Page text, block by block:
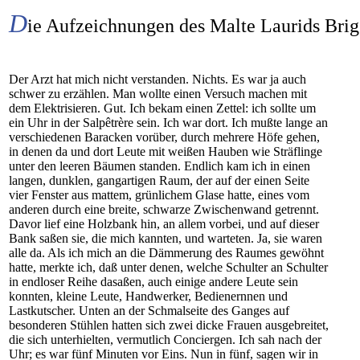
Die Aufzeichnungen des Malte Laurids
Der Arzt hat mich nicht verstanden. Nichts. Es war ja auch
schwer zu erzählen. Man wollte einen Versuch machen mit
dem Elektrisieren. Gut. Ich bekam einen Zettel: ich sollte um
ein Uhr in der Salpêtrère sein. Ich war dort. Ich mußte lange an
verschiedenen Baracken vorüber, durch mehrere Höfe gehen,
in denen da und dort Leute mit weißen Hauben wie Sträflinge
unter den leeren Bäumen standen. Endlich kam ich in einen
langen, dunklen, gangartigen Raum, der auf der einen Seite
vier Fenster aus mattem, grünlichem Glase hatte, eines vom
anderen durch eine breite, schwarze Zwischenwand getrennt.
Davor lief eine Holzbank hin, an allem vorbei, und auf dieser
Bank saßen sie, die mich kannten, und warteten. Ja, sie waren
alle da. Als ich mich an die Dämmerung des Raumes gewöhnt
hatte, merkte ich, daß unter denen, welche Schulter an Schulter
in endloser Reihe dasaßen, auch einige andere Leute sein
konnten, kleine Leute, Handwerker, Bedienernnen und
Lastkutscher. Unten an der Schmalseite des Ganges auf
besonderen Stühlen hatten sich zwei dicke Frauen ausgebreitet,
die sich unterhielten, vermutlich Conciergen. Ich sah nach der
Uhr; es war fünf Minuten vor Eins. Nun in fünf, sagen wir in